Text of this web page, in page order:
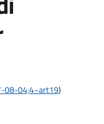
08-04;4~art19)